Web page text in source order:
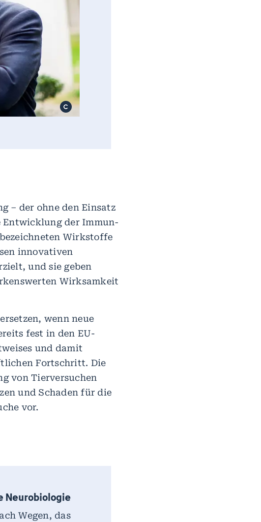
– der ohne den Einsatz
Entwicklung der Immun-
Wirkstoffe
innovativen
und sie geben
Wirksamkeit
wenn neue
fest in den EU-
und damit
Fortschritt. Die
von Tierversuchen
und Schaden für die
vor.
Neurobiologie
Wegen, das